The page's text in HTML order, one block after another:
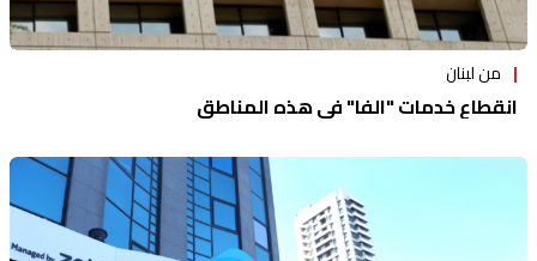
من لبنان
انقطاع خدمات "الفا" في هذه المناطق